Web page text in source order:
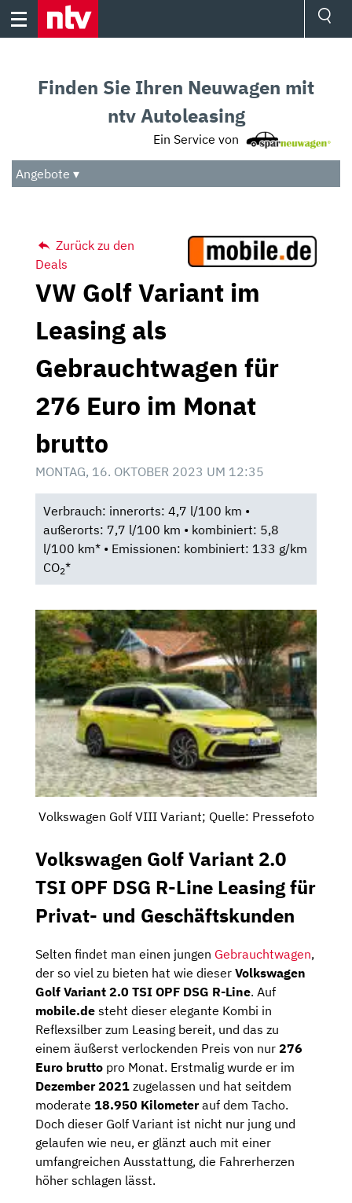
Skip
Audio
Das Beste
Finden Sie Ihren Neuwagen mit
ntv Autoleasing
Ein Service von
Angebote ▾
Zurück zu den
Deals
VW Golf Variant im
Leasing als
Gebrauchtwagen für
276 Euro im Monat
brutto
MONTAG, 16. OKTOBER 2023 UM 12:35
Verbrauch: innerorts: 4,7 l/100 km •
außerorts: 7,7 l/100 km • kombiniert: 5,8
l/100 km* • Emissionen: kombiniert: 133 g/km
CO2*
Volkswagen Golf VIII Variant; Quelle: Pressefoto
Volkswagen Golf Variant 2.0
TSI OPF DSG R-Line Leasing für
Privat- und Geschäftskunden
Selten findet man einen jungen Gebrauchtwagen,
der so viel zu bieten hat wie dieser Volkswagen
Golf Variant 2.0 TSI OPF DSG R-Line. Auf
mobile.de steht dieser elegante Kombi in
Reflexsilber zum Leasing bereit, und das zu
einem äußerst verlockenden Preis von nur 276
Euro brutto pro Monat. Erstmalig wurde er im
Dezember 2021 zugelassen und hat seitdem
moderate 18.950 Kilometerauf dem Tacho.
Doch dieser Golf Variant ist nicht nur jung und
gelaufen wie neu, er glänzt auch mit einer
umfangreichen Ausstattung, die Fahrerherzen
höher schlagen lässt.